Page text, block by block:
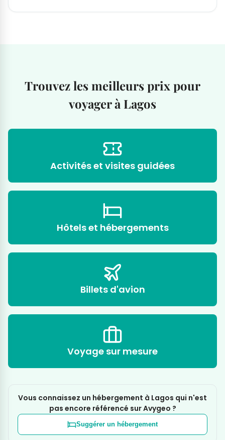
Trouvez les meilleurs prix pour
voyager à Lagos
Activités et visites guidées
Hôtels et hébergements
Billets d'avion
Voyage sur mesure
Vous connaissez un hébergement à Lagos qui n'est
pas encore référencé sur Avygeo ?
Suggérer un hébergement